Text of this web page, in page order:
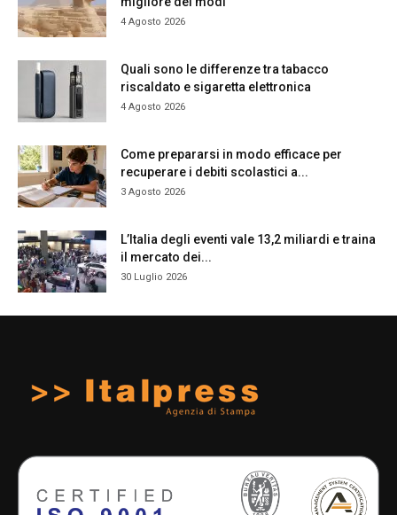
4 Agosto 2026
Quali sono le differenze tra tabacco
riscaldato e sigaretta elettronica
4 Agosto 2026
Come prepararsi in modo efficace per
recuperare i debiti scolastici a...
3 Agosto 2026
L’Italia degli eventi vale 13,2 miliardi e traina
il mercato dei...
30 Luglio 2026